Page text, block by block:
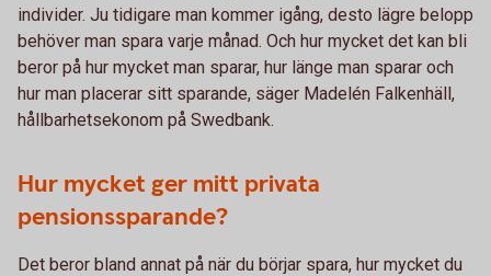
individer. Ju tidigare man kommer igång, desto lägre belopp
behöver man spara varje månad. Och hur mycket det kan bli
beror på hur mycket man sparar, hur länge man sparar och
hur man placerar sitt sparande, säger Madelén Falkenhäll,
hållbarhetsekonom på Swedbank.
Hur mycket ger mitt privata
pensionssparande?
Det beror bland annat på när du börjar spara, hur mycket du